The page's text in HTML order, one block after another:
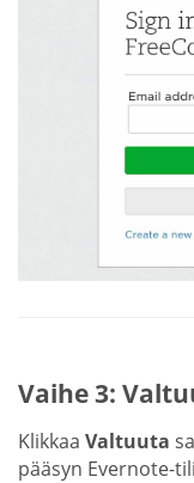
Vaihe 3:
Klikkaa Valtuuta
pääsyn Evernote-